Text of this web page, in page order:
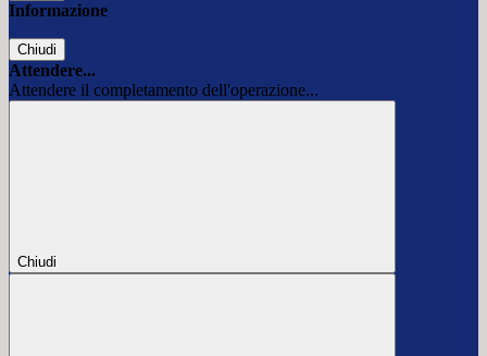
Informazione
Chiudi
Attendere...
Attendere il completamento dell'operazione...
Chiudi